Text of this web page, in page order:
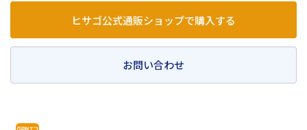
ヒサゴ公式通販ショップで購入する
お問い合わせ